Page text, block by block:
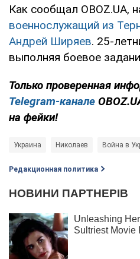
Как сообщал OBOZ.UA,
военнослужащий из
Андрей Ширяев. 25-
выполняя боевое
Только проверенная
Telegram-канале
на фейки!
Украина Николаев Война в
Редакционная политика